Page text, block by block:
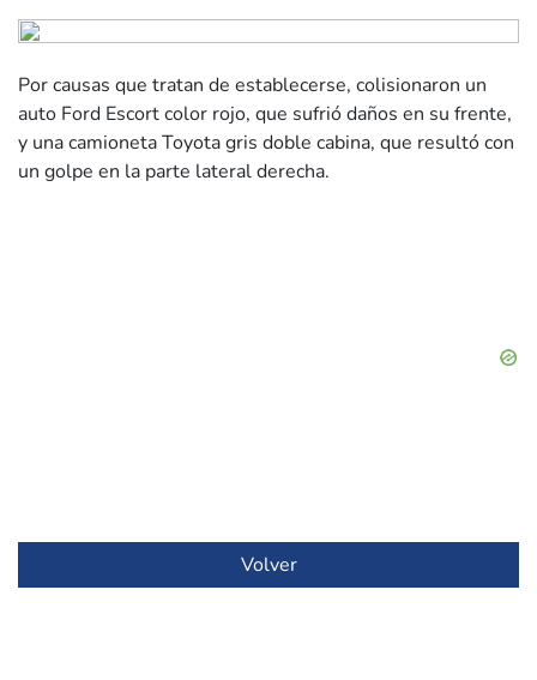
Por causas que tratan de establecerse, colisionaron un
auto Ford Escort color rojo, que sufrió daños en su frente,
y una camioneta Toyota gris doble cabina, que resultó con
un golpe en la parte lateral derecha.
Volver